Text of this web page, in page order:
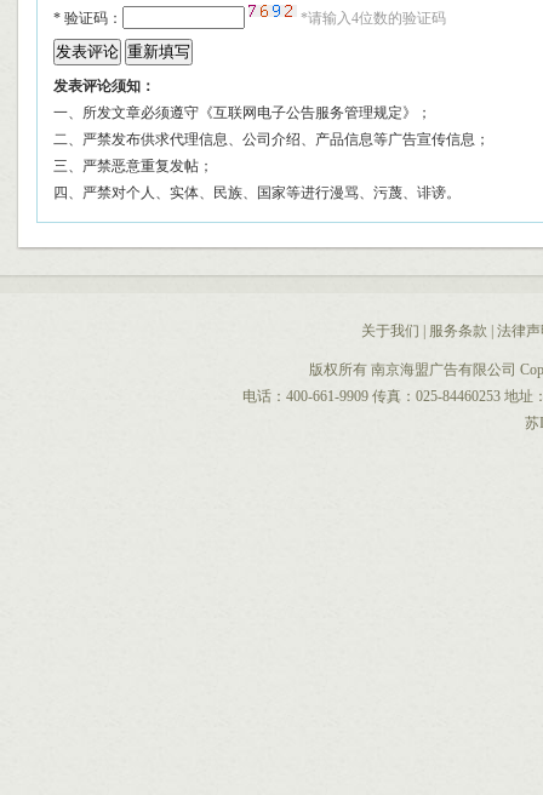
* 验证码： *请输入4位数的验证码
发表评论须知：
一、所发文章必须遵守《互联网电子公告服务管理规定》；
二、严禁发布供求代理信息、公司介绍、产品信息等广告宣传信息；
三、严禁恶意重复发帖；
四、严禁对个人、实体、民族、国家等进行漫骂、污蔑、诽谤。
关于我们 服务条款 法律
版权所有 南京海盟广告有限公司
电话：400-661-9909 传真：025-84460253 地
苏